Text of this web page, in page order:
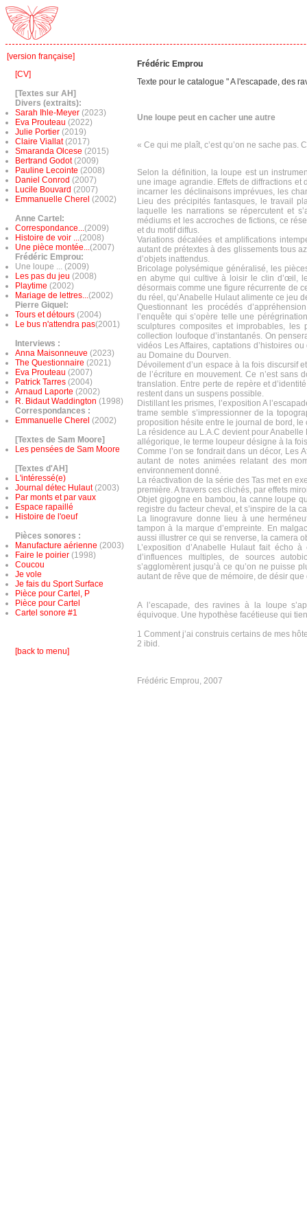
[version française]
[CV]
[Textes sur AH]
Divers (extraits):
Sarah Ihle-Meyer (2023)
Eva Prouteau (2022)
Julie Portier (2019)
Claire Viallat(2017)
Smaranda Olcese (2015)
Bertrand Godot(2009)
Pauline Lecointe (2008)
Daniel Conrod (2007)
Lucile Bouvard (2007)
Emmanuelle Cherel (2002)
Anne Cartel:
Correspondance...(2009)
Histoire de voir ...(2008)
Une pièce montée...(2007)
Frédéric Emprou:
Une loupe ... (2009)
Les pas du jeu (2008)
Playtime (2002)
Mariage de lettres...(2002)
Pierre Giquel:
Tours et détours (2004)
Le bus n'attendra pas(2001)
Interviews :
Anna Maisonneuve (2023)
The Questionnaire (2021)
Eva Prouteau (2007)
Patrick Tarres (2004)
Arnaud Laporte (2002)
R. Bidaut Waddington (1998)
Correspondances :
Emmanuelle Cherel (2002)
[Textes de Sam Moore]
Les pensées de Sam Moore
[Textes d'AH]
L'intéressé(e)
Journal détec Hulaut(2003)
Par monts et par vaux
Espace rapaillé
Histoire de l'oeuf
Pièces sonores :
Manufacture aérienne (2003)
Faire le poirier (1998)
Coucou
Je vole
Je fais du Sport Surface
Pièce pour Cartel, P
Pièce pour Cartel
Cartel sonore #1
[back to menu]
Frédéric Emprou
Texte pour le catalogue " A l'escapade, des
Une loupe peut en cacher une autre
« Ce qui me plaît, c’est qu’on ne sache pas.
Selon la définition, la loupe est un
une image agrandie. Effets de diffractions
incarner les déclinaisons imprévues, les
Lieu des précipités fantasques, le travail
laquelle les narrations se répercutent et
médiums et les accroches de fictions, ce
et du motif diffus.
Variations décalées et amplifications
autant de prétextes à des glissements tous
d’objets inattendus.
Bricolage polysémique généralisé, les
en abyme qui cultive à loisir le clin d’œil,
désormais comme une figure récurrente de
du réel, qu’Anabelle Hulaut alimente ce jeu
Questionnant les procédés
l’enquête qui s’opère telle une
sculptures composites et improbables, les
collection loufoque d’instantanés. On
vidéos Les Affaires, captations d’histoires
au Domaine du Dourven.
Dévoilement d’un espace à la fois discursif
de l’écriture en mouvement. Ce n’est sans
translation. Entre perte de repère et
restent dans un suspens possible.
Distillant les prismes, l’exposition A
trame semble s’impressionner de la
proposition hésite entre le journal de bord, le
La résidence au L.A.C devient pour
allégorique, le terme loupeur désigne à la
Comme l’on se fondrait dans un décor, Les
autant de notes animées relatant des
environnement donné.
La réactivation de la série des Tas met en
première. A travers ces clichés, par effets
Objet gigogne en bambou, la canne loupe
registre du facteur cheval, et s’inspire de la
La linogravure donne lieu à une
tampon à la marque d’empreinte. En
aussi illustrer ce qui se renverse, la camera
L’exposition d’Anabelle Hulaut fait écho
d’influences multiples, de sources
s’agglomèrent jusqu’à ce qu’on ne puisse
autant de rêve que de mémoire, de désir que
A l’escapade, des ravines à la loupe
équivoque. Une hypothèse facétieuse qui
1 Comment j’ai construis certains de mes
2 ibid.
Frédéric Emprou, 2007